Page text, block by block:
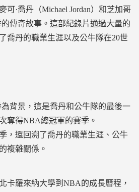
可·喬丹（Michael Jordan）和芝加哥
的傳奇故事。這部紀錄片通過大量的
喬丹的職業生涯以及公牛隊在20世
為背景，這是喬丹和公牛隊的最後一
奪得NBA總冠軍的賽季。
，還回溯了喬丹的職業生涯、公牛
複雜關係。
卡羅來納大學到NBA的成長曆程，